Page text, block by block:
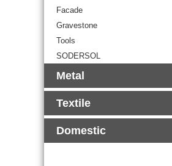
Facade
Gravestone
Tools
SODERSOL
Metal
Textile
Domestic